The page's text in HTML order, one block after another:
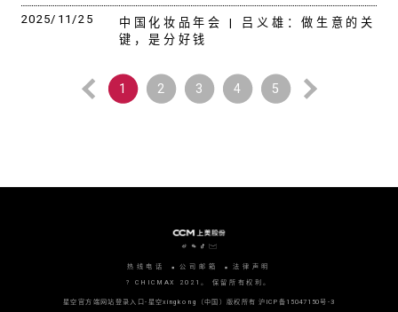
2025/11/25 中国化妆品年会 | 吕义雄：做生意的关
键，是分好钱
1 2 3 4 5
热线电话 公司邮箱 法律声明
? CHICMAX 2021。 保留所有权利。
星空官方端网站登录入口-星空xingkong（中国）版权所有 沪ICP备15047150号-3